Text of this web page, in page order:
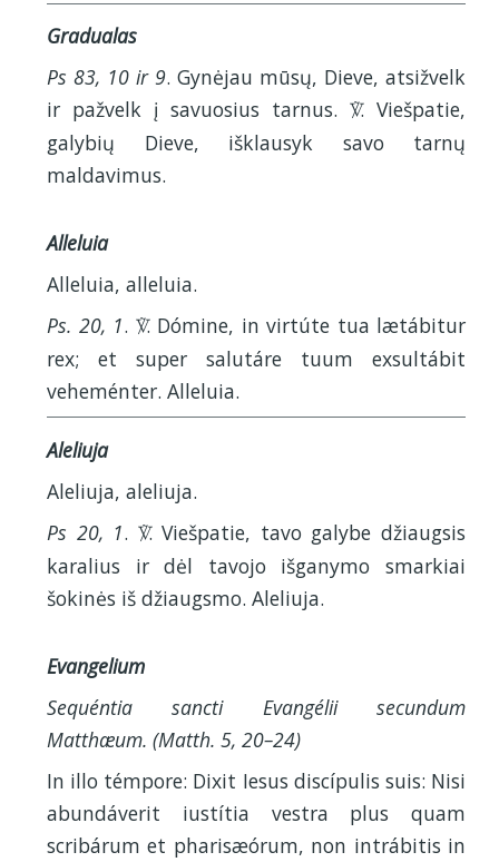
Gradualas
Ps 83, 10 ir 9. Gynėjau mūsų, Dieve, atsižvelk
ir pažvelk į savuosius tarnus.
V. Viešpatie,
galybių Dieve, išklausyk savo tarnų
maldavimus.
Alleluia
Alleluia, alleluia.
Ps. 20, 1. V. Dómine, in virtúte tua lætábitur
rex; et super salutáre tuum exsultábit
veheménter. Alleluia.
Aleliuja
Aleliuja, aleliuja.
Ps 20, 1. V. Viešpatie, tavo galybe džiaugsis
karalius ir dėl tavojo išganymo smarkiai
šokinės iš džiaugsmo. Aleliuja.
Evangelium
Sequéntia sancti Evangélii secundum
Matthæum. (Matth. 5, 20–24)
In illo témpore: Dixit Iesus discípulis suis: Nisi
abundáverit iustítia vestra plus quam
scribárum et pharisæórum, non intrábitis in